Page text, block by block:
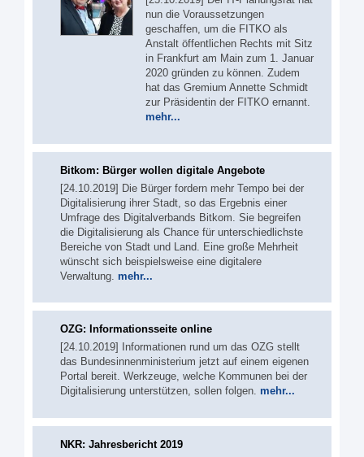
nun die Voraussetzungen
geschaffen, um die FITKO als
Anstalt öffentlichen Rechts mit Sitz
in Frankfurt am Main zum 1. Januar
2020 gründen zu können. Zudem
hat das Gremium Annette Schmidt
zur Präsidentin der FITKO ernannt.
mehr...
Bitkom: Bürger wollen digitale Angebote
[24.10.2019] Die Bürger fordern mehr Tempo bei der
Digitalisierung ihrer Stadt, so das Ergebnis einer
Umfrage des Digitalverbands Bitkom. Sie begreifen
die Digitalisierung als Chance für unterschiedlichste
Bereiche von Stadt und Land. Eine große Mehrheit
wünscht sich beispielsweise eine digitalere
Verwaltung. mehr...
OZG: Informationsseite online
[24.10.2019] Informationen rund um das OZG stellt
das Bundesinnenministerium jetzt auf einem eigenen
Portal bereit. Werkzeuge, welche Kommunen bei der
Digitalisierung unterstützen, sollen folgen. mehr...
NKR: Jahresbericht 2019